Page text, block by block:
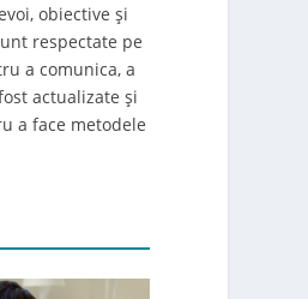
obiective și
respectate pe
a comunica, a
actualizate și
a face metodele